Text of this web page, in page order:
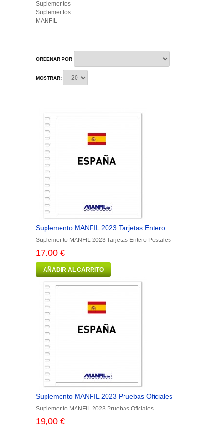
Suplementos
Suplementos
MANFIL
ORDENAR POR
MOSTRAR:
Suplemento MANFIL 2023 Tarjetas Entero...
Suplemento MANFIL 2023 Tarjetas Entero Postales
17,00 €
AÑADIR AL CARRITO
Suplemento MANFIL 2023 Pruebas Oficiales
Suplemento MANFIL 2023 Pruebas Oficiales
19,00 €